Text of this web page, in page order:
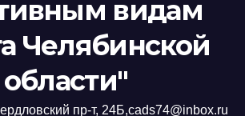
видам
Челябинской
области"
пр-т, 24Б,cads74@inbox.ru